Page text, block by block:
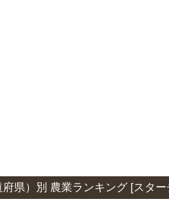
府県）別 農業ランキング [スタ